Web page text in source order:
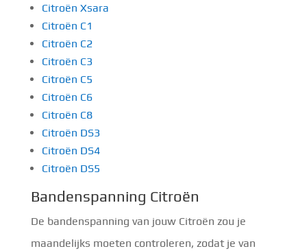
Citroën Xsara
Citroën C1
Citroën C2
Citroën C3
Citroën C5
Citroën C6
Citroën C8
Citroën DS3
Citroën DS4
Citroën DS5
Bandenspanning Citroën
De bandenspanning van jouw Citroën zou je
maandelijks moeten controleren, zodat je van